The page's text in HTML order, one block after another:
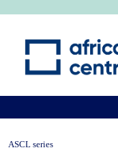
ASCL series